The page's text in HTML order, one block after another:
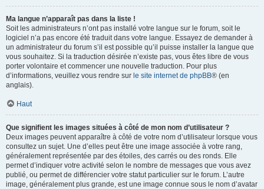
Ma langue n’apparaît pas dans la liste !
Soit les administrateurs n’ont pas installé votre langue sur le forum, soit le
logiciel n’a pas encore été traduit dans votre langue. Essayez de demander à
un administrateur du forum s’il est possible qu’il puisse installer la langue que
vous souhaitez. Si la traduction désirée n’existe pas, vous êtes libre de vous
porter volontaire et commencer une nouvelle traduction. Pour plus
d’informations, veuillez vous rendre sur le site internet de phpBB® (en
anglais).
Haut
Que signifient les images situées à côté de mon nom d’utilisateur ?
Deux images peuvent apparaître à côté de votre nom d’utilisateur lorsque vous
consultez un sujet. Une d’elles peut être une image associée à votre rang,
généralement représentée par des étoiles, des carrés ou des ronds. Elle
permet d’indiquer votre activité selon le nombre de messages que vous avez
publié, ou permet de différencier votre statut particulier sur le forum. L’autre
image, généralement plus grande, est une image connue sous le nom d’avatar